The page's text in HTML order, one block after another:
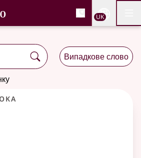
вмісту
, Cловник букмола та
нюношка
UK
Випадкове слово